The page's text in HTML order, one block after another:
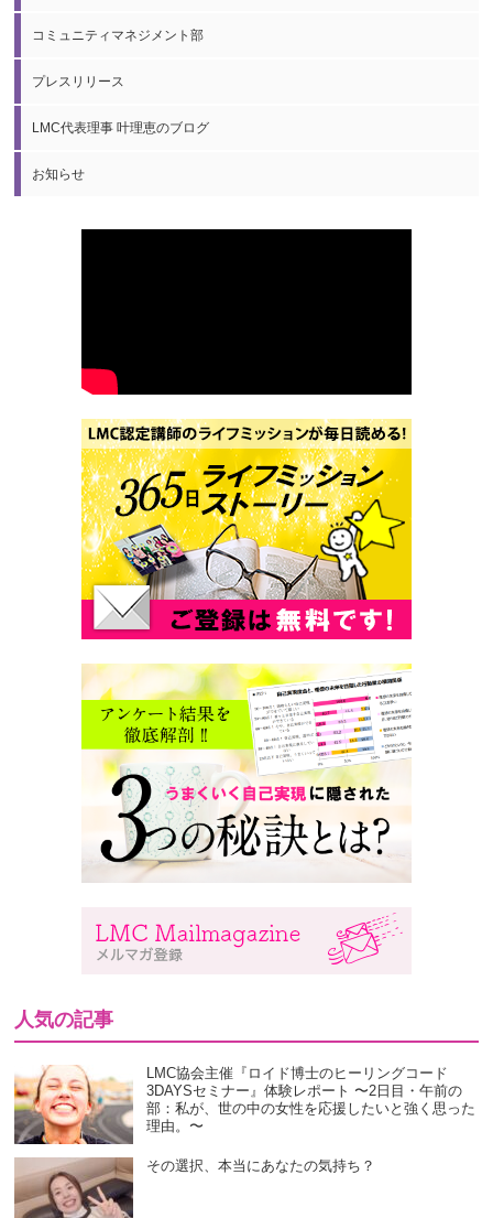
コミュニティマネジメント部
プレスリリース
LMC代表理事 叶理恵のブログ
お知らせ
人気の記事
LMC協会主催『ロイド博士のヒーリングコード
3DAYSセミナー』体験レポート 〜2日目・午前の
部：私が、世の中の女性を応援したいと強く思った
理由。〜
その選択、本当にあなたの気持ち？